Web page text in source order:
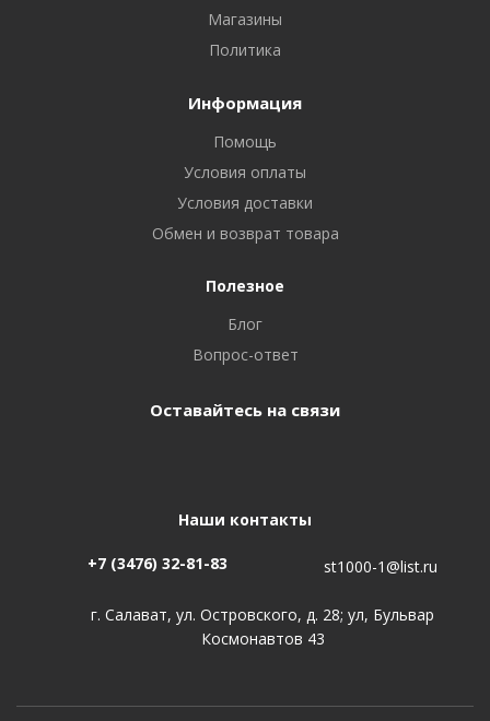
Магазины
Политика
Информация
Помощь
Условия оплаты
Условия доставки
Обмен и возврат товара
Полезное
Блог
Вопрос-ответ
Оставайтесь на связи
Наши контакты
+7 (3476) 32-81-83 st1000-1@list.ru
г. Салават, ул. Островского, д. 28; ул, Бульвар
Космонавтов 43